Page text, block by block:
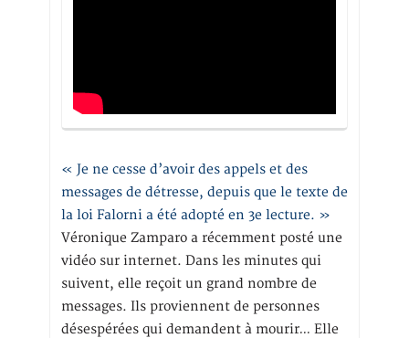
« Je ne cesse d’avoir des appels et des
messages de détresse, depuis que le texte de
la loi Falorni a été adopté en 3e lecture. »
Véronique Zamparo a récemment posté une
vidéo sur internet. Dans les minutes qui
suivent, elle reçoit un grand nombre de
messages. Ils proviennent de personnes
désespérées qui demandent à mourir… Elle